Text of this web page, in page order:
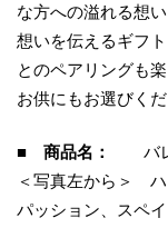
な方への溢れる想
想いを伝えるギフ
とのペアリングも
お供にもお選びくだ
■ 商品名： バ
＜写真左から＞ ハ
パッション、スペイ